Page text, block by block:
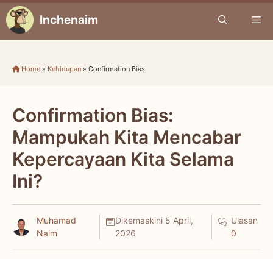
Skip
to
content
Inchenaim
Home » Kehidupan » Confirmation Bias
Confirmation Bias:
Mampukah Kita Mencabar
Kepercayaan Kita Selama
Ini?
Muhamad
Naim
Dikemaskini 5 April,
2026
Ulasan
0